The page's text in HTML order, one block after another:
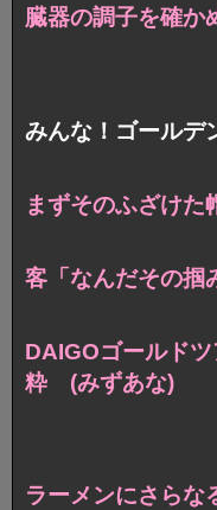
臓器の調子を確
みんな！ゴールデ
まずそのふざけ
客「なんだその
DAIGOゴールド
粋 (みずあな)
ラーメンにさらな